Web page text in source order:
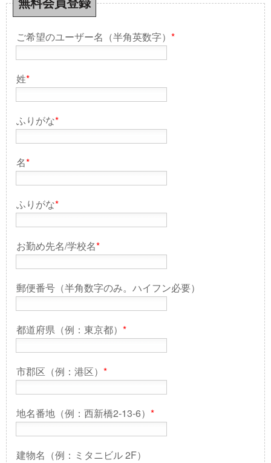
無料会員登録
ご希望のユーザー名（半角英数字） *
姓*
ふりがな*
名*
ふりがな*
お勤め先名/学校名*
郵便番号（半角数字のみ。ハイフン必要）
都道府県（例：東京都） *
市郡区（例：港区） *
地名番地（例：西新橋2-13-6） *
建物名（例：ミタニビル 2F）